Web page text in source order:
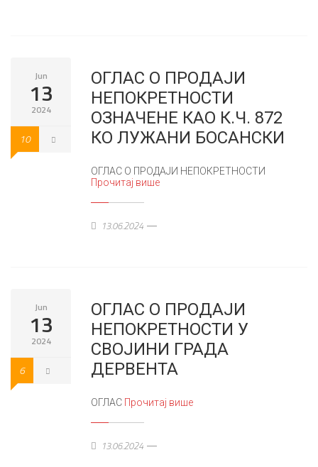
Jun
13
2024
10
ОГЛАС О ПРОДАЈИ
НЕПОКРЕТНОСТИ
ОЗНАЧЕНЕ КАО К.Ч. 872
КО ЛУЖАНИ БОСАНСКИ
ОГЛАС О ПРОДАЈИ НЕПОКРЕТНОСТИ
Прочитај више
13.06.2024
Jun
13
2024
6
ОГЛАС О ПРОДАЈИ
НЕПОКРЕТНОСТИ У
СВОЈИНИ ГРАДА
ДЕРВЕНТА
ОГЛАС Прочитај више
13.06.2024